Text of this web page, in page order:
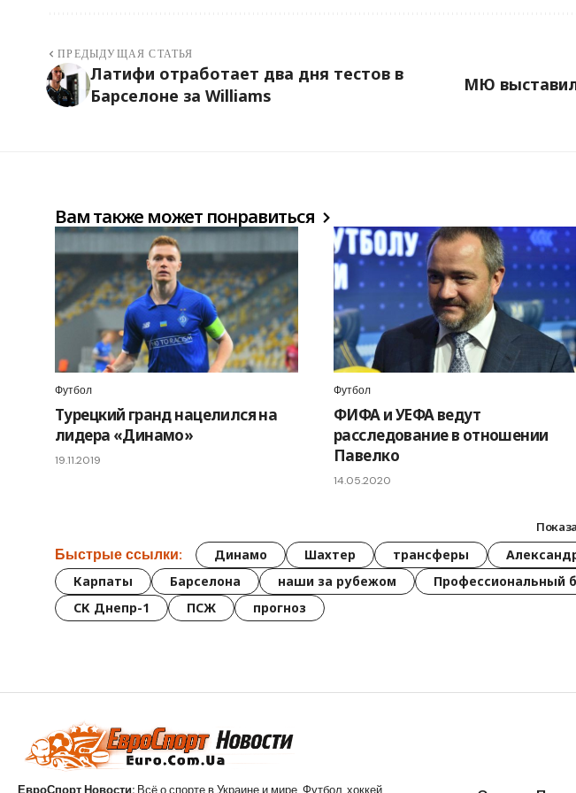
ПРЕДЫДУЩАЯ СТАТЬЯ
Латифи отработает два дня тестов в
Барселоне за Williams
МЮ
Вам также может понравиться
Футбол
Турецкий гранд нацелился на
лидера «Динамо»
19.11.2019
Футбол
ФИФА и УЕФА ведут
расследование в отношении
Павелко
14.05.2020
Быстрые ссылки: Динамо Шахтер трансферы
Карпаты
Барселона наши за рубежом Профессиональный
СК Днепр-1
ПСЖ прогноз
ЕвроСпорт Новости: Всё о спорте в Украине и мире. Футбол, хоккей,